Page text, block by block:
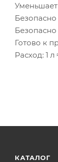
Безопасно
Готово к
Расход: 1 л
КАТАЛОГ